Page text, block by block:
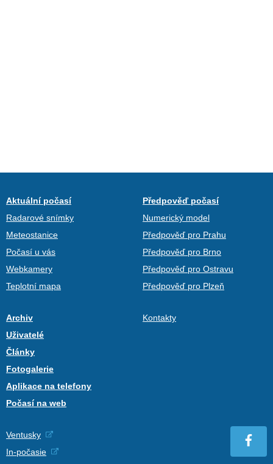
Aktuální počasí
Radarové snímky
Meteostanice
Počasí u vás
Webkamery
Teplotní mapa
Předpověď počasí
Numerický model
Předpověď pro Prahu
Předpověď pro Brno
Předpověď pro Ostravu
Předpověď pro Plzeň
Archiv
Uživatelé
Články
Fotogalerie
Aplikace na telefony
Počasí na web
Kontakty
Ventusky
In-počasie